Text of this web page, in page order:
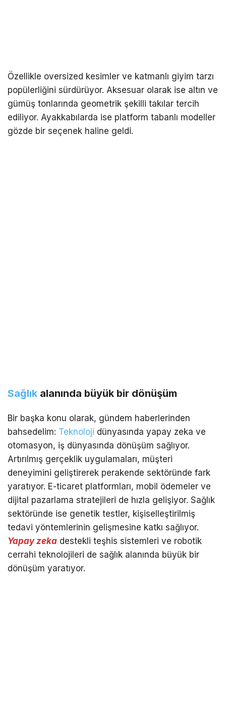
Özellikle oversized kesimler ve katmanlı giyim tarzı
popülerliğini sürdürüyor. Aksesuar olarak ise altın ve
gümüş tonlarında geometrik şekilli takılar tercih
ediliyor. Ayakkabılarda ise platform tabanlı modeller
gözde bir seçenek haline geldi.
Sağlık alanında büyük bir dönüşüm
Bir başka konu olarak, gündem haberlerinden
bahsedelim: Teknoloji dünyasında yapay zeka ve
otomasyon, iş dünyasında dönüşüm sağlıyor.
Artırılmış gerçeklik uygulamaları, müşteri
deneyimini geliştirerek perakende sektöründe fark
yaratıyor. E-ticaret platformları, mobil ödemeler ve
dijital pazarlama stratejileri de hızla gelişiyor. Sağlık
sektöründe ise genetik testler, kişiselleştirilmiş
tedavi yöntemlerinin gelişmesine katkı sağlıyor.
Yapay zeka destekli teşhis sistemleri ve robotik
cerrahi teknolojileri de sağlık alanında büyük bir
dönüşüm yaratıyor.